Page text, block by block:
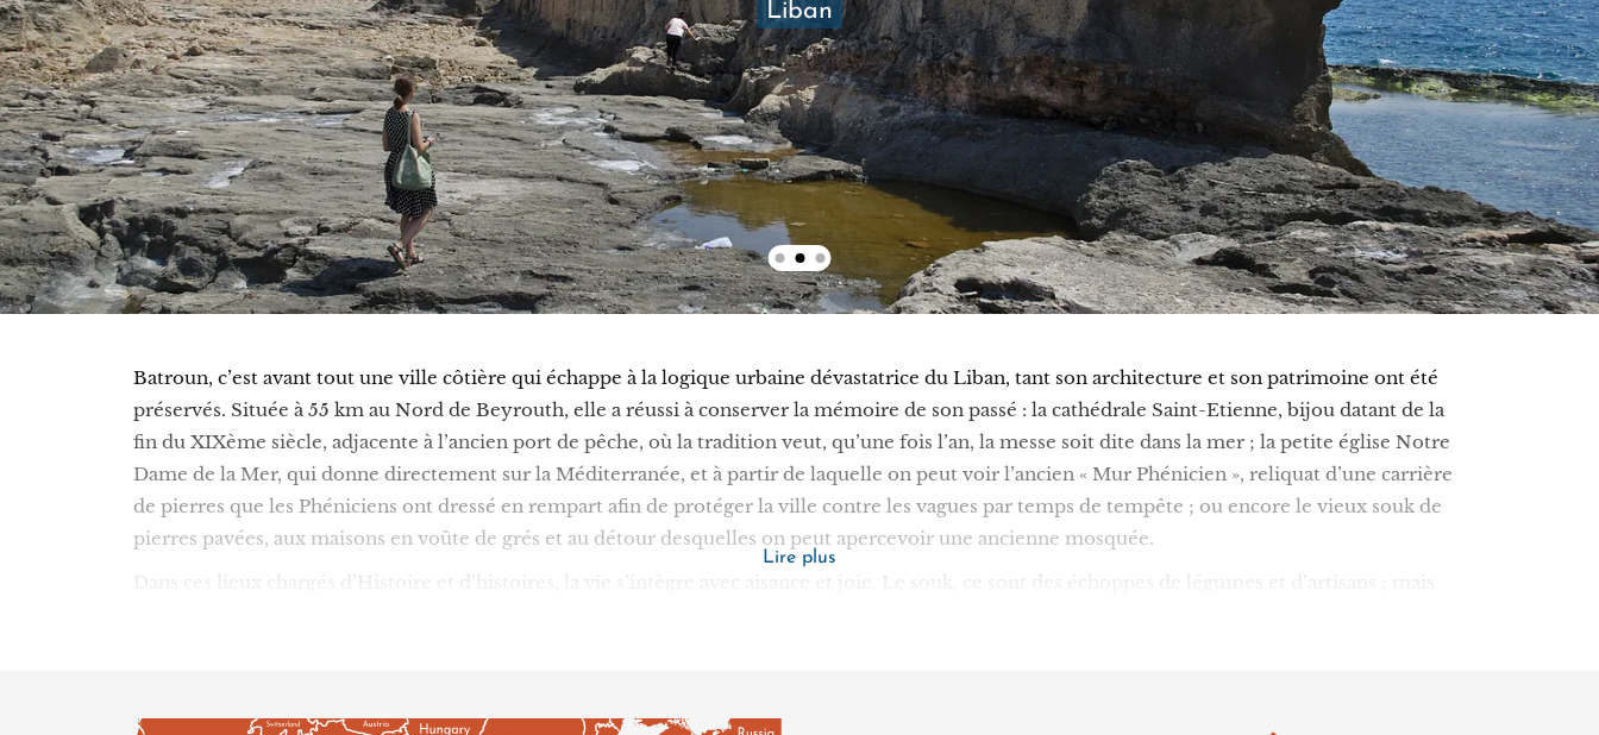
Liban
Batroun, c’est avant tout une ville côtière qui échappe à la logique urbaine dévastatrice du Liban, tant son architecture et son patrimoine ont été
préservés. Située à 55 km au Nord de Beyrouth, elle a réussi à conserver la mémoire de son passé : la cathédrale Saint-Etienne, bijou datant de la
fin du XIXème siècle, adjacente à l’ancien port de pêche, où la tradition veut, qu’une fois l’an, la messe soit dite dans la mer ; la petite église Notre
Dame de la Mer, qui donne directement sur la Méditerranée, et à partir de laquelle on peut voir l’ancien « Mur Phénicien », reliquat d’une carrière
de pierres que les Phéniciens ont dressé en rempart afin de protéger la ville contre les vagues par temps de tempête ; ou encore le vieux souk de
pierres pavées, aux maisons en voûte de grés et au détour desquelles on peut apercevoir une ancienne mosquée.
Dans ces lieux chargés d’Histoire et d’histoires, la vie s’intègre avec aisance et joie. Le souk, ce sont des échoppes de légumes et d’artisans ; mais
Batroun, c’est historiquement le haut lieu de la limonade : pressez vos citrons, laissez reposer le jus dans les zestes durant une nuit ; le lendemain,
Lire plus